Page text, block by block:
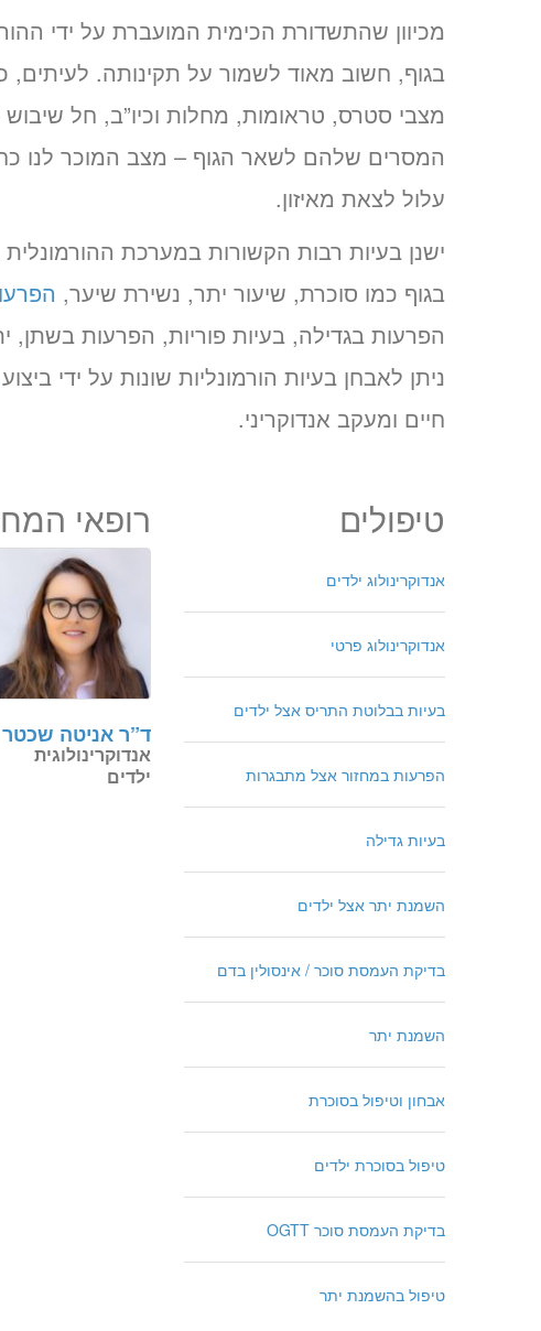
מכיוון שהתשדורת הכימית המועברת על ידי
בגוף, חשוב מאוד לשמור על תקינותה. לעיתים,
מצבי סטרס, טראומות, מחלות וכיו”ב, חל שיבוש
המסרים שלהם לשאר הגוף – מצב המוכר לנו
עלול לצאת מאיזון.
ישנן בעיות רבות הקשורות במערכת ההורמונלית
בגוף כמו סוכרת, שיעור יתר, נשירת שיער,
הפרעות בגדילה, בעיות פוריות, הפרעות בשתן,
ניתן לאבחן בעיות הורמונליות שונות על ידי ביצוע
חיים ומעקב אנדוקריני.
טיפולים
אנדוקרינולוג ילדים
אנדוקרינולוג פרטי
בעיות בבלוטת התריס אצל ילדים
הפרעות במחזור אצל מתבגרות
בעיות גדילה
השמנת יתר אצל ילדים
בדיקת העמסת סוכר / אינסולין בדם
השמנת יתר
אבחון וטיפול בסוכרת
טיפול בסוכרת ילדים
בדיקת העמסת סוכר OGTT
טיפול בהשמנת יתר
רופאי
ד”ר אניטה שכטר
אנדוקרינולוגית
ילדים